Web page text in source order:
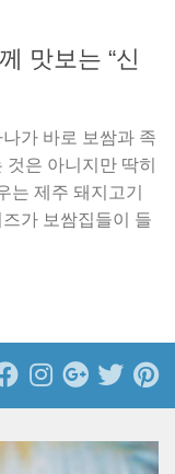
맛보는 “신
가 바로 보쌈과 족
은 아니지만 딱히
는 제주 돼지고기
가 보쌈집들이 들